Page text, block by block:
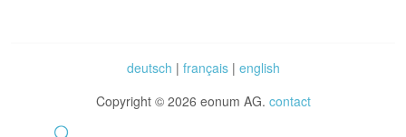
deutsch | français| english
Copyright © 2026 eonum AG. contact